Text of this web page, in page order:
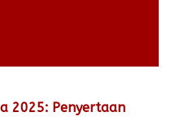
2025: Penyertaan